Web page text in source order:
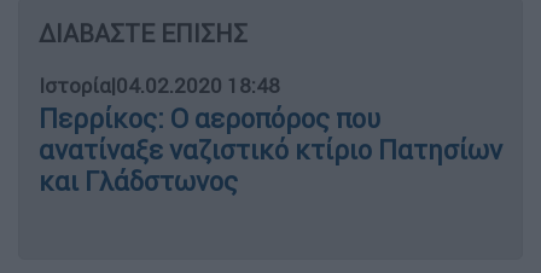
ΔΙΑΒΑΣΤΕ ΕΠΙΣΗΣ
Ιστορία|04.02.2020 18:48
Περρίκος: Ο αεροπόρος που
ανατίναξε ναζιστικό κτίριο Πατησίων
και Γλάδστωνος